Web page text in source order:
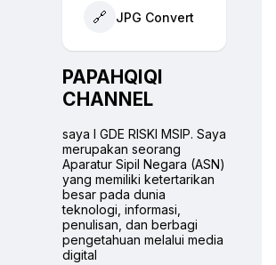
🔗 JPG Convert
PAPAHQIQI
CHANNEL
saya I GDE RISKI MSIP. Saya
merupakan seorang
Aparatur Sipil Negara (ASN)
yang memiliki ketertarikan
besar pada dunia
teknologi, informasi,
penulisan, dan berbagi
pengetahuan melalui media
digital